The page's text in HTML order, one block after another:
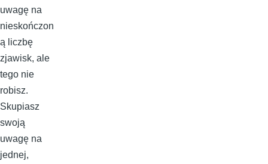
uwagę na
nieskończon
ą liczbę
zjawisk, ale
tego nie
robisz.
Skupiasz
swoją
uwagę na
jednej,